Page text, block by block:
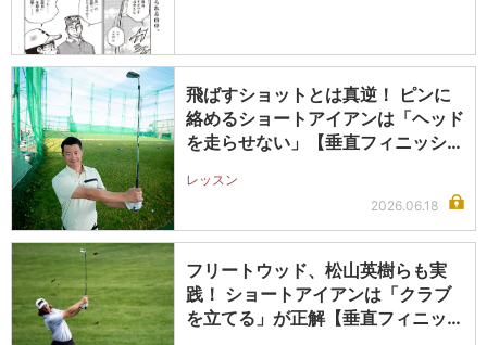
飛ばすショットとは真逆！ ピンに
絡めるショートアイアンは「ヘッド
を走らせない」【垂直フィニッシュ
レッスン
2026.06.18
フリートウッド、松山英樹らも実
践！ ショートアイアンは「クラブ
を立てる」が正解【垂直フィニッシ